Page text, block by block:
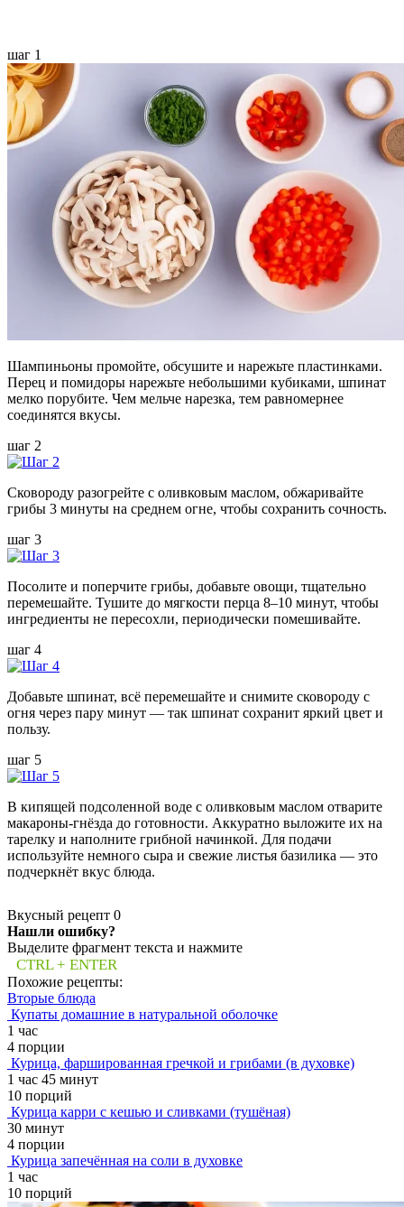
шаг 1
Шампиньоны промойте, обсушите и нарежьте пластинками.
Перец и помидоры нарежьте небольшими кубиками, шпинат
мелко порубите. Чем мельче нарезка, тем равномернее
соединятся вкусы.
шаг 2
Сковороду разогрейте с оливковым маслом, обжаривайте
грибы 3 минуты на среднем огне, чтобы сохранить сочность.
шаг 3
Посолите и поперчите грибы, добавьте овощи, тщательно
перемешайте. Тушите до мягкости перца 8–10 минут, чтобы
ингредиенты не пересохли, периодически помешивайте.
шаг 4
Добавьте шпинат, всё перемешайте и снимите сковороду с
огня через пару минут — так шпинат сохранит яркий цвет и
пользу.
шаг 5
В кипящей подсоленной воде с оливковым маслом отварите
макароны-гнёзда до готовности. Аккуратно выложите их на
тарелку и наполните грибной начинкой. Для подачи
используйте немного сыра и свежие листья базилика — это
подчеркнёт вкус блюда.
Вкусный рецепт 0
Нашли ошибку?
Выделите фрагмент текста и нажмите
CTRL + ENTER
Похожие рецепты:
Вторые блюда
Купаты домашние в натуральной оболочке
1 час
4 порции
Курица, фаршированная гречкой и грибами (в духовке)
1 час 45 минут
10 порций
Курица карри с кешью и сливками (тушёная)
30 минут
4 порции
Курица запечённая на соли в духовке
1 час
10 порций